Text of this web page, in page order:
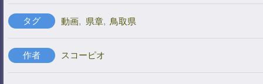
タグ 動画, 県章, 鳥取県
作者 スコーピオ